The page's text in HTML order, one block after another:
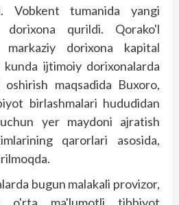
Vobkent tumanida yangi
dorixona qurildi. Qorako'l
markaziy dorixona kapital
ijtimoiy dorixonalarda
maqsadida Buxoro,
birlashmalari hududidan
yer maydoni ajratish
qarorlari asosida,
bugun malakali provizor,